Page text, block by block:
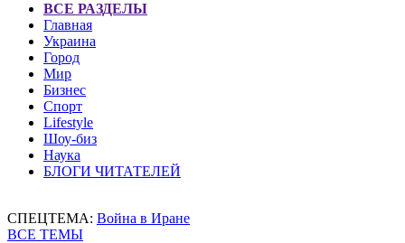
ВСЕ РАЗДЕЛЫ
Главная
Украина
Город
Мир
Бизнес
Спорт
Lifestyle
Шоу-биз
Наука
БЛОГИ ЧИТАТЕЛЕЙ
СПЕЦТЕМА: Война в Иране
ВСЕ ТЕМЫ